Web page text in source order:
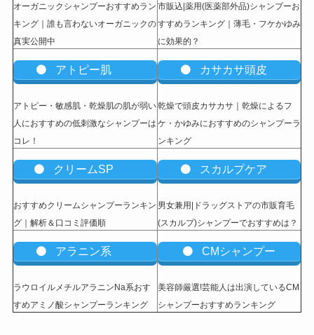
オーガニックシャンプーおすすめラン
キング｜誰も言わないオーガニックの
真実公開中
市販込|薬用(医薬部外品)シャンプーお
すすめランキング｜薄毛・フケかゆみ
に効果的？
アトピー肌
アトピー・敏感肌・乾燥肌の肌が弱い
人におすすめの低刺激なシャンプーは
コレ！
カサカサ頭皮
乾燥で頭皮カサカサ｜乾燥によるフ
ケ・かゆみにおすすめのシャンプーラ
ンキング
クリームSP
おすすめクリームシャンプーランキン
グ｜解析＆口コミ評価順
スカルプケア
男女兼用|ドラッグストアの市販育毛
(スカルプ)シャンプーでおすすめは？
アラニン系
ラウロイルメチルアラニンNa系おす
すめアミノ酸シャンプーランキング
CMシャンプー
美容師厳選!芸能人は出演しているCM
シャンプーおすすめランキング